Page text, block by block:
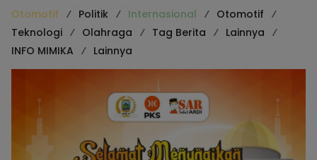
Otomotif
Politik Internasional
Otomotif
Teknologi
Olahraga Tag Berita
Lainnya
INFO MIMIKA
Lainnya